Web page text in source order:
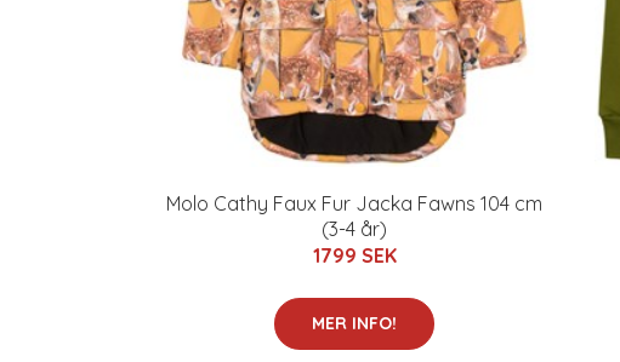
Molo Cathy Faux Fur Jacka Fawns 104 cm
(3-4 år)
1799 SEK
MER INFO!